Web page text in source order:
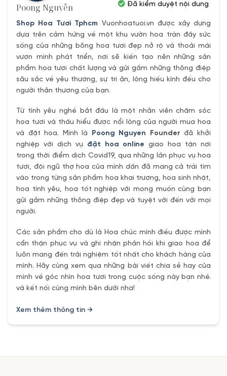
Poong Nguyễn
Shop Hoa Tươi Tphcm Vuonhoatuoi.vn được xây dựng
dựa trên cảm hứng về một khu vườn hoa tràn đầy sức
sống của những bông hoa tươi đẹp nở rộ và thoải mái
vươn mình phát triển, nơi sẽ kiến tạo nên những sản
phẩm hoa tươi chất lượng và gửi gắm những thông điệp
sâu sắc về yêu thương, sự tri ân, lòng hiếu kính đếu cho
người thân thương của bạn.
Từ tình yêu nghề bắt đầu là một nhân viên chăm sóc
hoa tươi và thấu hiểu được nổi lòng của người mua hoa
và đặt hoa. Mình là Poong Nguyen Founder đã khởi
nghiệp với dịch vụ đặt hoa online giao hoa tận nơi
trong thời điểm dịch Covid19, qua những lần phục vụ hoa
tươi, đội ngũ thợ hoa của mình dần đã mang cả trái tím
vào trong từng sản phẩm hoa khai trương, hoa sinh nhật,
hoa tình yêu, hoa tốt nghiệp với mong muốn cùng bạn
gửi gắm những thông điệp đẹp và tuyệt vời đến với mọi
người.
Các sản phẩm cho dù là Hoa chúc mình điều được mình
cẩn thận phục vụ và ghi nhận phản hồi khi giao hoa để
luôn mang đến trải nghiệm tốt nhất cho khách hàng của
mình. Hãy cùng xem qua những bài viết chia sẻ hay của
mình về góc nhìn hoa tươi trong cuộc sống này bạn nhé.
và kết nối cùng mình bên dưới nha!
Xem thêm thông tin →
Đã kiểm duyệt nội dung